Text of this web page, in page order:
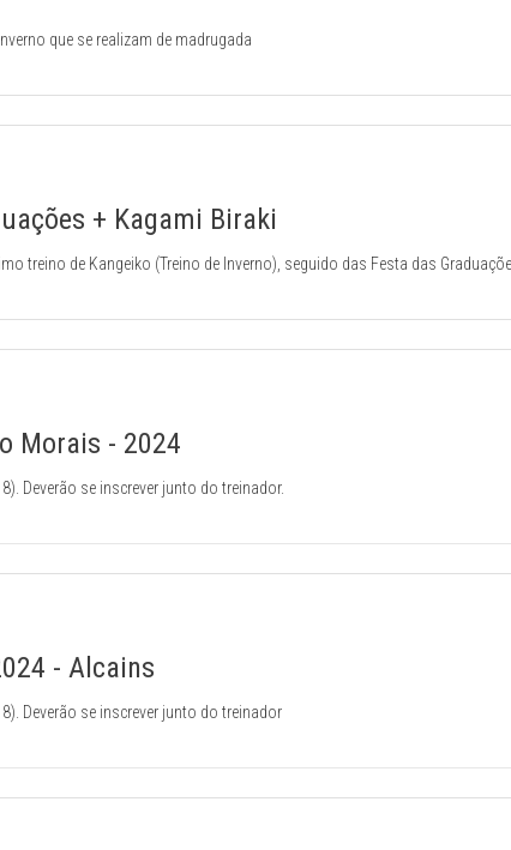
que se realizam de madrugada
+ Kagami Biraki
treino de Kangeiko (Treino de Inverno), seguido das Festa das
Morais - 2024
Deverão se inscrever junto do treinador.
- Alcains
Deverão se inscrever junto do treinador